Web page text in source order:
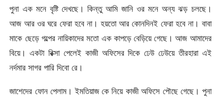
পুনা এক মনে বৃষ্টি দেখছে। কিন্তু আমি জানি ওর মনে অন্য ঝড় চলছে।
আজ আর ওর ঘরে ফেরা হবে না। হয়তো আর কোনদিনই ফেরা হবে না। বাবা
মাকে ছেড়ে গল্পের নায়িকাদের মতো এক কাপড়ে বেড়িয়ে গেছে। আজ আমাদের
বিয়ে। একটা রিক্সা পেলেই কাজী অফিসের দিকে ঢেউ ঢেউয়ে তীরহারা এই
নর্দমার সাগর পারি দিবো রে।
জাশেদের ফোন পেলাম। ইমতিয়াজ কে নিয়ে কাজী অফিসে পৌছে গেছে। পুনা